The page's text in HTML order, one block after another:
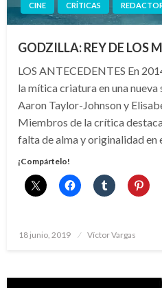
CINE CRÍTICAS
GODZILLA: REY DE LOS
LOS ANTECEDENTES En
la mítica criatura en una
Aaron Taylor-Johnson y
Miembros de la crítica
falta de alma y originalidad en
¡Compártelo!
Publicado
18 junio, 2019 Víctor Vargas